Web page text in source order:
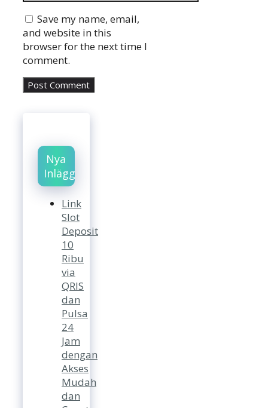
Save my name, email,
and website in this
browser for the next time I
comment.
Nya
Inlägg
Link
Slot
Deposit
10
Ribu
via
QRIS
dan
Pulsa
24
Jam
dengan
Akses
Mudah
dan